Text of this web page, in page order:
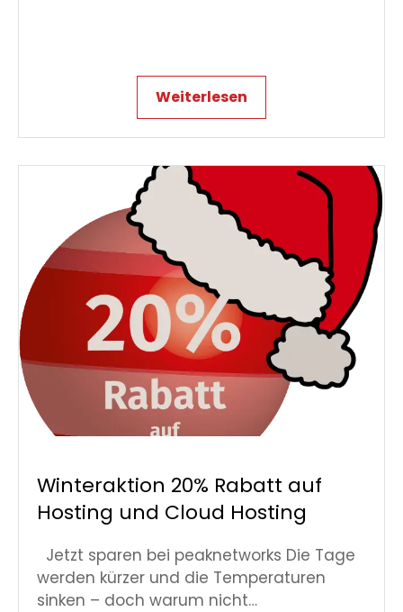
Weiterlesen
Winteraktion 20% Rabatt auf
Hosting und Cloud Hosting
Jetzt sparen bei peaknetworks Die Tage
werden kürzer und die Temperaturen
sinken – doch warum nicht…